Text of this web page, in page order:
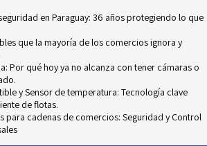
en Paraguay: 36 años protegiendo lo que
que la mayoría de los comercios ignora y
Por qué hoy ya no alcanza con tener cámaras o
y Sensor de temperatura: Tecnología clave
de flotas.
para cadenas de comercios: Seguridad y Control